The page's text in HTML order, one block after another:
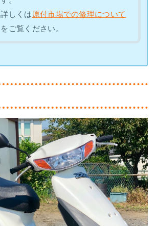
詳しくは 原付市場での修理について
をご覧ください。